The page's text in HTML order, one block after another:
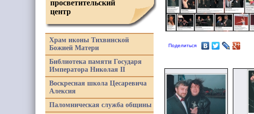
Поделиться
просветительский
центр
Храм иконы Тихвинской
Божией Матери
Библиотека памяти Государя
Императора Николая II
Воскресная школа Цесаревича
Алексия
Паломническая служба общины